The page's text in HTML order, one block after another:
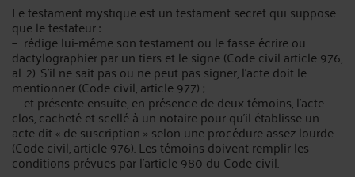
Le testament mystique est un testament secret qui suppose
que le testateur :
– rédige lui-même son testament ou le fasse écrire ou
dactylographier par un tiers et le signe (Code civil article 976,
al. 2). S’il ne sait pas ou ne peut pas signer, l’acte doit le
mentionner (Code civil, article 977) ;
– et présente ensuite, en présence de deux témoins, l’acte
clos, cacheté et scellé à un notaire pour qu’il établisse un
acte dit « de suscription » selon une procédure assez lourde
(Code civil, article 976). Les témoins doivent remplir les
conditions prévues par l’article 980 du Code civil.